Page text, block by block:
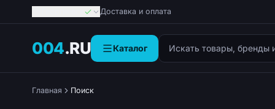
Доставка и оплата
004.RU Каталог
Поиск товаров
Главная Поиск